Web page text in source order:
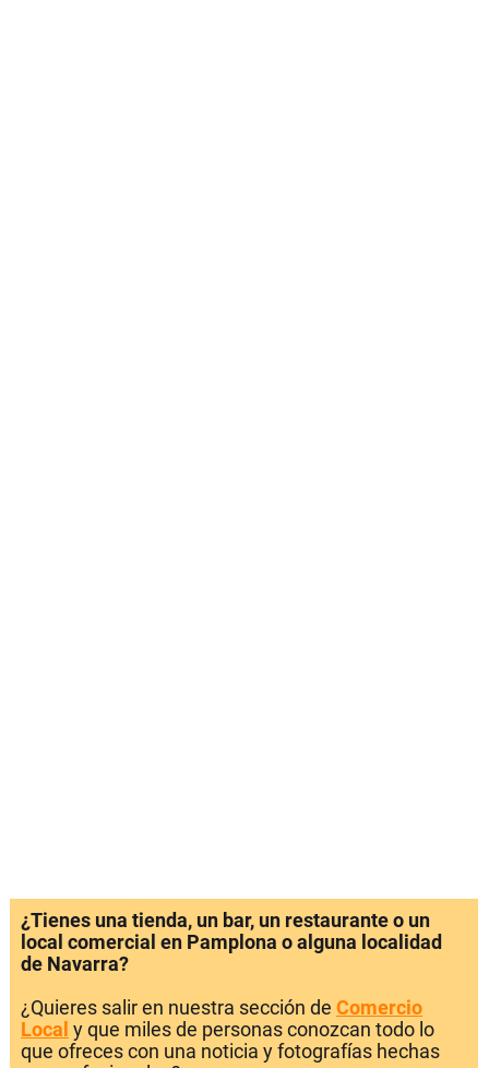
¿Tienes una tienda, un bar, un restaurante o un
local comercial en Pamplona o alguna localidad
de Navarra?
¿Quieres salir en nuestra sección de Comercio
Local y que miles de personas conozcan todo lo
que ofreces con una noticia y fotografías hechas